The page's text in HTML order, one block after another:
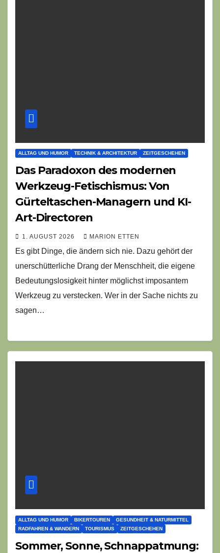
ALLTAG UND HUMOR TECHNIK & ARCHITEKTUR ZEITGESCHEHEN
Das Paradoxon des modernen
Werkzeug-Fetischismus: Von
Gürteltaschen-Managern und KI-
Art-Directoren
1. AUGUST 2026 MARION ETTEN
Es gibt Dinge, die ändern sich nie. Dazu gehört der
unerschütterliche Drang der Menschheit, die eigene
Bedeutungslosigkeit hinter möglichst imposantem
Werkzeug zu verstecken. Wer in der Sache nichts zu
sagen…
ALLTAG UND HUMOR BIKERTOUREN
GESUNDHEIT & NATURMITTEL
RADFAHREN & WANDERN
TOURISMUS ZEITGESCHEHEN
Sommer, Sonne, Schnappatmung: